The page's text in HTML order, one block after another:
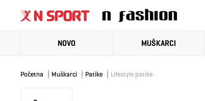
NOVO MUŠKARCI
Početna Muškarci Patike Lifestyle patike